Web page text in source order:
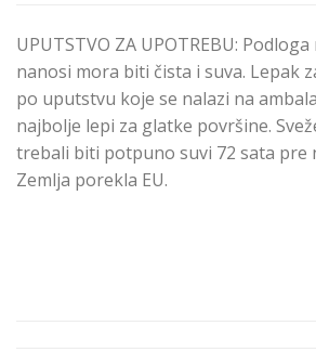
UPUTSTVO ZA UPOTREBU:
nanosi mora biti čista i suva. Lepak
po uputstvu koje se nalazi na
najbolje lepi za glatke površine.
trebali biti potpuno suvi 72 sata pre
Zemlja porekla EU.